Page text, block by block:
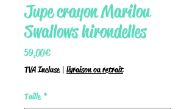
Jupe crayon Marilou
Swallows hirondelles
59,00 €Prix
TVA Incluse| livraison ou retrait
Taille *